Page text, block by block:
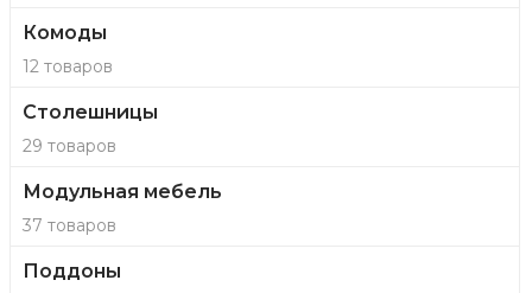
Комоды
12 товаров
Столешницы
29 товаров
Модульная мебель
37 товаров
Поддоны